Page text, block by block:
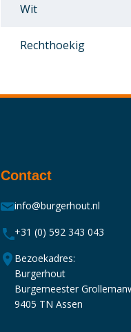
Wit
Rechthoekig
Contact
info@burgerhout.nl
+31 (0) 592 343 043
Bezoekadres:
Burgerhout
Burgemeester
9405 TN Assen